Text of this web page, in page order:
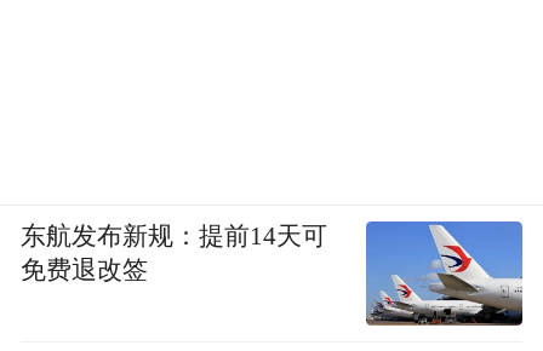
东航发布新规：提前14天可
免费退改签